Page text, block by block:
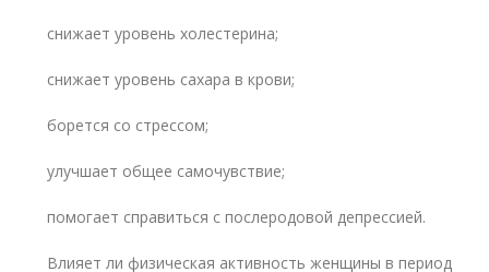
снижает уровень холестерина;
снижает уровень сахара в крови;
борется со стрессом;
улучшает общее самочувствие;
помогает справиться с послеродовой депрессией.
Влияет ли физическая активность женщины в период